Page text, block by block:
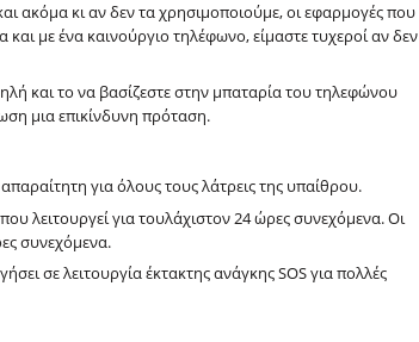
ακόμα κι αν δεν τα χρησιμοποιούμε, οι εφαρμογές που
με ένα καινούργιο τηλέφωνο, είμαστε τυχεροί αν δεν
και το να βασίζεστε στην μπαταρία του τηλεφώνου
μια επικίνδυνη πρόταση.
για όλους τους λάτρεις της υπαίθρου.
λειτουργεί για τουλάχιστον 24 ώρες συνεχόμενα. Οι
συνεχόμενα.
σε λειτουργία έκτακτης ανάγκης SOS για πολλές